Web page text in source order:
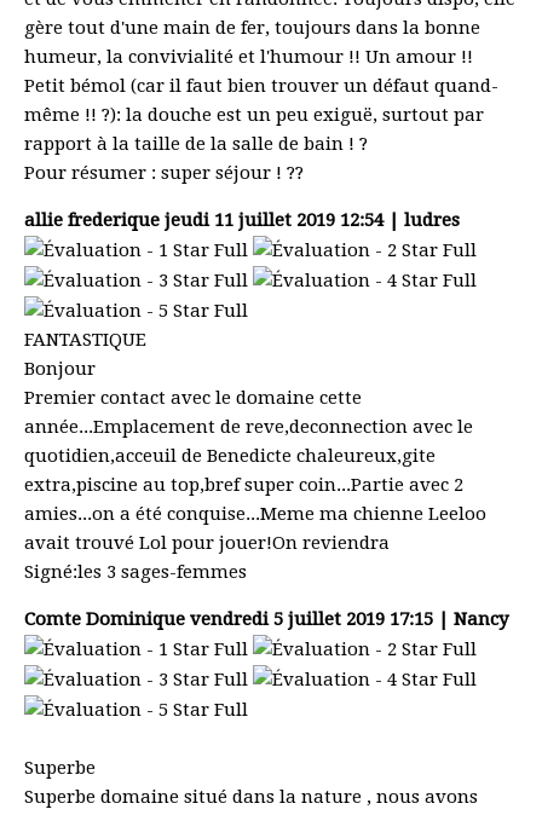
gère tout d'une main de fer, toujours dans la bonne
humeur, la convivialité et l'humour !! Un amour !!
Petit bémol (car il faut bien trouver un défaut quand-
même !! ?): la douche est un peu exiguë, surtout par
rapport à la taille de la salle de bain ! ?
Pour résumer : super séjour ! ??
allie frederique jeudi 11 juillet 2019 12:54 | ludres
FANTASTIQUE
Bonjour
Premier contact avec le domaine cette
année...Emplacement de reve,deconnection avec le
quotidien,acceuil de Benedicte chaleureux,gite
extra,piscine au top,bref super coin...Partie avec 2
amies...on a été conquise...Meme ma chienne Leeloo
avait trouvé Lol pour jouer!On reviendra
Signé:les 3 sages-femmes
Comte Dominique vendredi 5 juillet 2019 17:15 | Nancy
Superbe
Superbe domaine situé dans la nature , nous avons